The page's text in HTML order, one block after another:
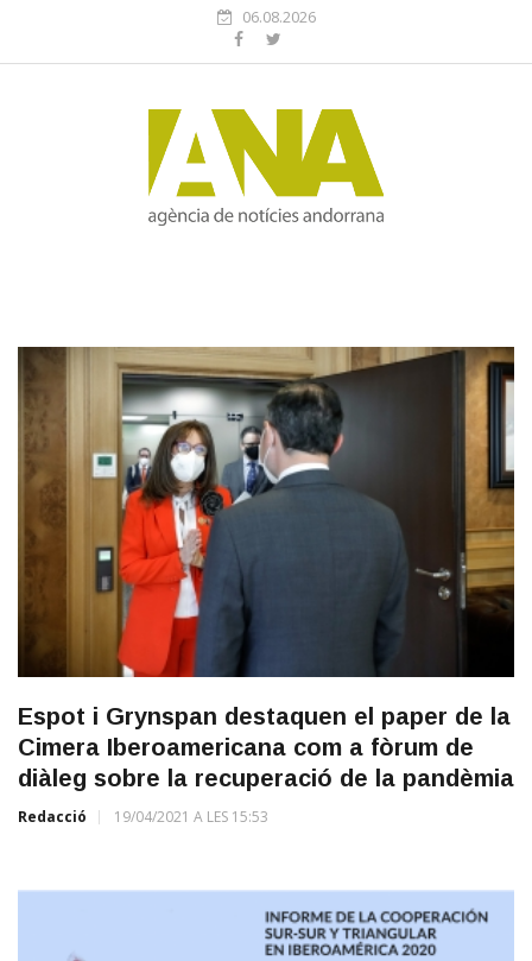
06.08.2026
Espot i Grynspan destaquen el paper de la
Cimera Iberoamericana com a fòrum de
diàleg sobre la recuperació de la pandèmia
Redacció 19/04/2021 A LES 15:53